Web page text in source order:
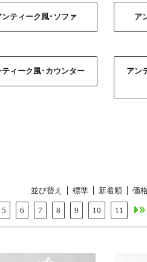
ンティーク風･ソファ ア
ティーク風･カウンター
アン
並び替え 標準 新着順 価
5 6 7 8 9 10 11